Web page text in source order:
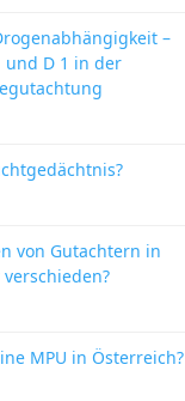
–
und D 1 in der
von Gutachtern in
MPU in Österreich?